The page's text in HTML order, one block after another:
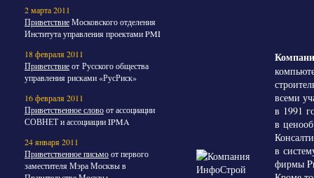
2 марта 2011
ПриветствиеМосковского отделения
Института управления проектами PMI
18 февраля 2011
Приветствиеот Русского общества
управления рисками «РусРиск»
16 февраля 2011
Приветственное словоот ассоциации
СОВНЕТ и ассоциации IPMA
24 января 2011
Приветственное письмоот первого
заместителя Мэра Москвы в
всеми
в 1991
в
в
фирмы